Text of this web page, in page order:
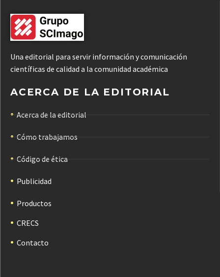
Una editorial para servir información y comunicación
científicas de calidad a la comunidad académica
ACERCA DE LA EDITORIAL
Acerca de la editorial
Cómo trabajamos
Código de ética
Publicidad
Productos
CRECS
Contacto